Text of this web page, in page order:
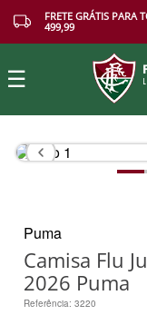
FRETE GRÁTIS PARA
499,99
☰
Buscar
Puma
Camisa Flu
2026 Puma
Referência: 3220